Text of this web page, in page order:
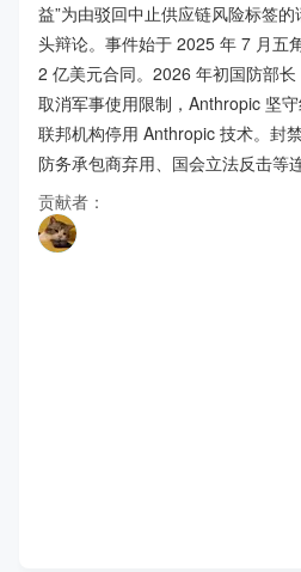
益”为由驳回中止供应链风险标签
头辩论。事件始于 2025 年 7 月五
2 亿美元合同。2026 年初国防部
取消军事使用限制，Anthropic 坚
联邦机构停用 Anthropic 技术。封
防务承包商弃用、国会立法反击等
贡献者：